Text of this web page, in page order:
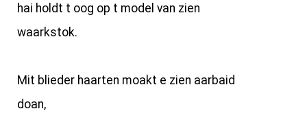
hai holdt t oog op t model van zien
waarkstok.
Mit blieder haarten moakt e zien aarbaid
doan,